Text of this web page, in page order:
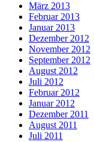
März 2013
Februar 2013
Januar 2013
Dezember 2012
November 2012
September 2012
August 2012
Juli 2012
Februar 2012
Januar 2012
Dezember 2011
August 2011
Juli 2011